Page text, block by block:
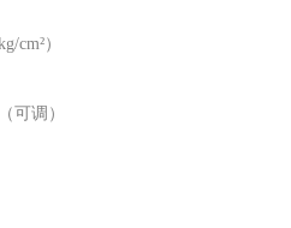
cm²）
可调）